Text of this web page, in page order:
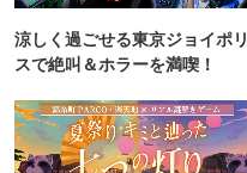
涼しく過ごせる東京ジョイポリ
スで絶叫＆ホラーを満喫！